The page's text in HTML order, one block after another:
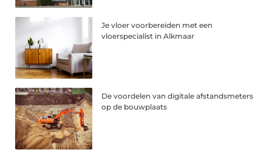
Je vloer voorbereiden met een
vloerspecialist in Alkmaar
De voordelen van digitale afstandsmeters
op de bouwplaats